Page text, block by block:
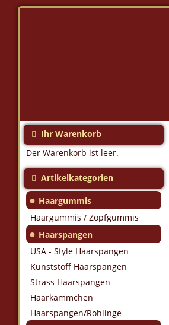
Ihr Warenkorb
Der Warenkorb ist leer.
Artikelkategorien
● Haargummis
Haargummis / Zopfgummis
● Haarspangen
USA - Style Haarspangen
Kunststoff Haarspangen
Strass Haarspangen
Haarkämmchen
Haarspangen/Rohlinge